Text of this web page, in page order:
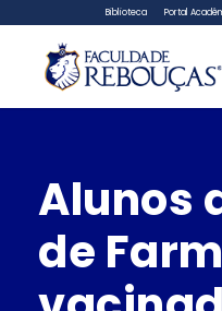
Biblioteca Portal
Alunos
de